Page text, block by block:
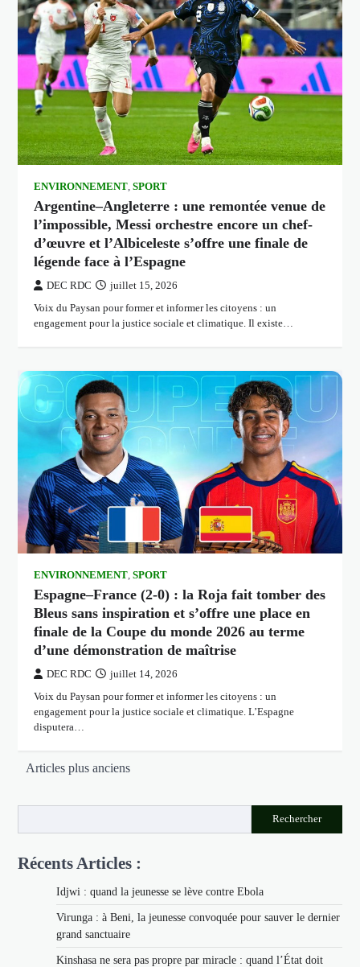
ENVIRONNEMENT,SPORT
Argentine–Angleterre : une remontée venue de
l’impossible, Messi orchestre encore un chef-
d’œuvre et l’Albiceleste s’offre une finale de
légende face à l’Espagne
DEC RDC juillet 15, 2026
Voix du Paysan pour former et informer les citoyens : un
engagement pour la justice sociale et climatique. Il existe…
ENVIRONNEMENT,SPORT
Espagne–France (2-0) : la Roja fait tomber des
Bleus sans inspiration et s’offre une place en
finale de la Coupe du monde 2026 au terme
d’une démonstration de maîtrise
DEC RDC juillet 14, 2026
Voix du Paysan pour former et informer les citoyens : un
engagement pour la justice sociale et climatique. L’Espagne
disputera…
Navigation
articles
Articles plus anciens
Rechercher
Récents Articles :
Idjwi : quand la jeunesse se lève contre Ebola
Virunga : à Beni, la jeunesse convoquée pour sauver le dernier
grand sanctuaire
Kinshasa ne sera pas propre par miracle : quand l’État doit